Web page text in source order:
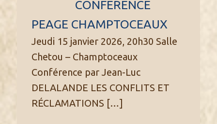
CONFERENCE
PEAGE CHAMPTOCEAUX
Jeudi 15 janvier 2026, 20h30 Salle
Chetou – Champtoceaux
Conférence par Jean-Luc
DELALANDE LES CONFLITS ET
RÉCLAMATIONS […]